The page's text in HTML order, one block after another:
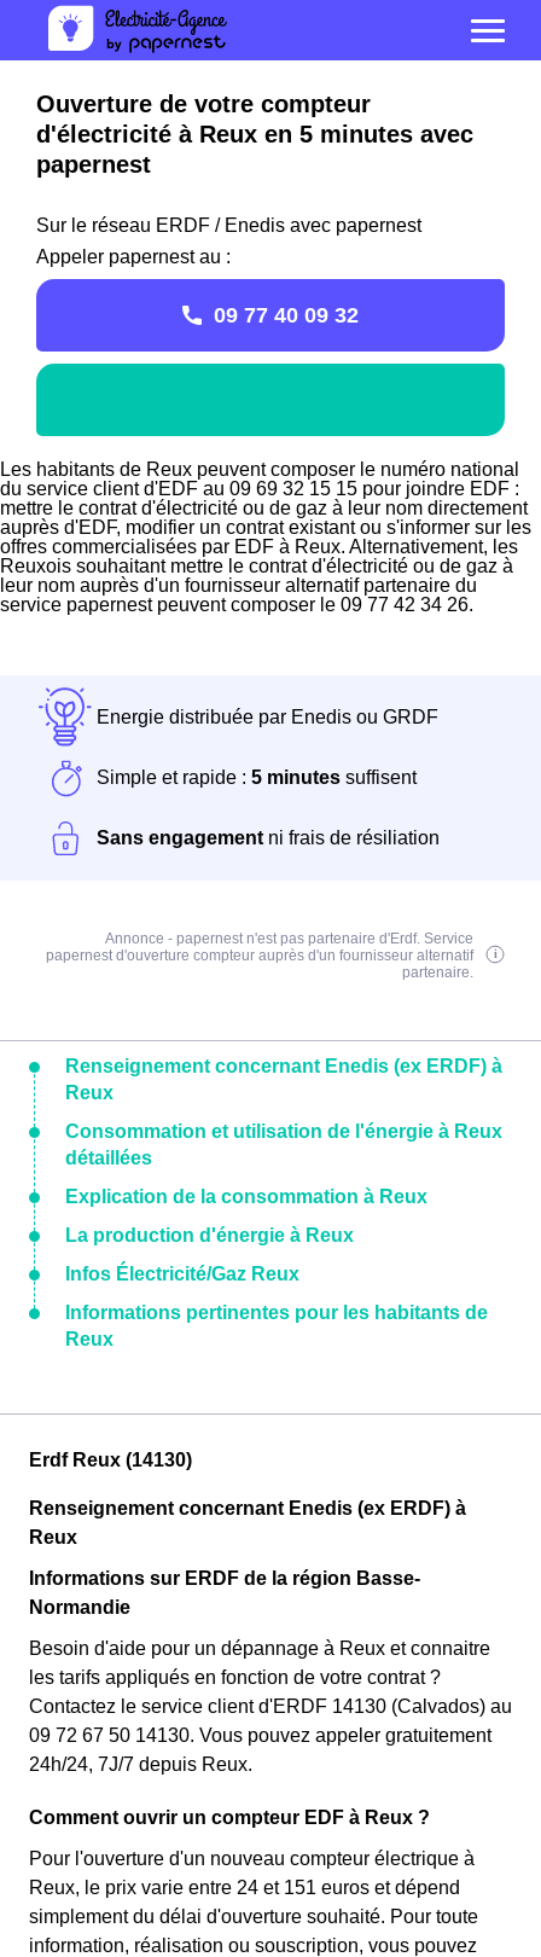
Ouverture de votre compteur
d'électricité à Reux en 5 minutes avec
papernest
Sur le réseau ERDF / Enedis avec papernest
Appeler papernest au :
09 77 40 09 32
Les habitants de Reux peuvent composer le numéro national
du service client d'EDF au 09 69 32 15 15 pour joindre EDF :
mettre le contrat d'électricité ou de gaz à leur nom directement
auprès d'EDF, modifier un contrat existant ou s'informer sur les
offres commercialisées par EDF à Reux. Alternativement, les
Reuxois souhaitant mettre le contrat d'électricité ou de gaz à
leur nom auprès d'un fournisseur alternatif partenaire du
service papernest peuvent composer le 09 77 42 34 26.
Energie distribuée par Enedis ou GRDF
Simple et rapide : 5 minutes suffisent
Sans engagement ni frais de résiliation
Annonce - papernest n'est pas partenaire d'Erdf. Service
papernest d'ouverture compteur auprès d'un fournisseur alternatif
partenaire.
Renseignement concernant Enedis (ex ERDF) à
Reux
Consommation et utilisation de l'énergie à Reux
détaillées
Explication de la consommation à Reux
La production d'énergie à Reux
Infos Électricité/Gaz Reux
Informations pertinentes pour les habitants de
Reux
Erdf Reux (14130)
Renseignement concernant Enedis (ex ERDF) à
Reux
Informations sur ERDF de la région Basse-
Normandie
Besoin d'aide pour un dépannage à Reux et connaitre
les tarifs appliqués en fonction de votre contrat ?
Contactez le service client d'ERDF 14130 (Calvados) au
09 72 67 50 14130. Vous pouvez appeler gratuitement
24h/24, 7J/7 depuis Reux.
Comment ouvrir un compteur EDF à Reux ?
Pour l'ouverture d'un nouveau compteur électrique à
Reux, le prix varie entre 24 et 151 euros et dépend
simplement du délai d'ouverture souhaité. Pour toute
information, réalisation ou souscription, vous pouvez